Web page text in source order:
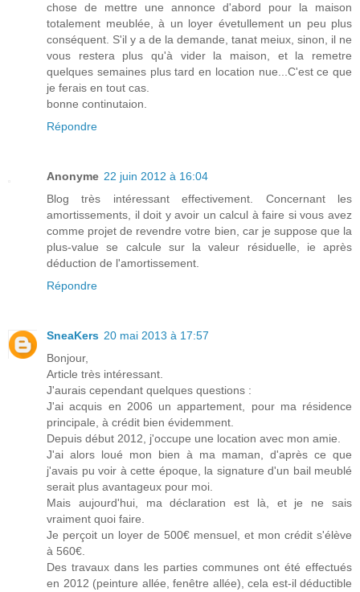
chose de mettre une annonce d'abord pour la maison
totalement meublée, à un loyer évetullement un peu plus
conséquent. S'il y a de la demande, tanat meiux, sinon, il ne
vous restera plus qu'à vider la maison, et la remetre
quelques semaines plus tard en location nue...C'est ce que
je ferais en tout cas.
bonne continutaion.
Répondre
Anonyme 22 juin 2012 à 16:04
Blog très intéressant effectivement. Concernant les
amortissements, il doit y avoir un calcul à faire si vous avez
comme projet de revendre votre bien, car je suppose que la
plus-value se calcule sur la valeur résiduelle, ie après
déduction de l'amortissement.
Répondre
SneaKers 20 mai 2013 à 17:57
Bonjour,
Article très intéressant.
J'aurais cependant quelques questions :
J'ai acquis en 2006 un appartement, pour ma résidence
principale, à crédit bien évidemment.
Depuis début 2012, j'occupe une location avec mon amie.
J'ai alors loué mon bien à ma maman, d'après ce que
j'avais pu voir à cette époque, la signature d'un bail meublé
serait plus avantageux pour moi.
Mais aujourd'hui, ma déclaration est là, et je ne sais
vraiment quoi faire.
Je perçoit un loyer de 500€ mensuel, et mon crédit s'élève
à 560€.
Des travaux dans les parties communes ont été effectués
en 2012 (peinture allée, fenêtre allée), cela est-il déductible